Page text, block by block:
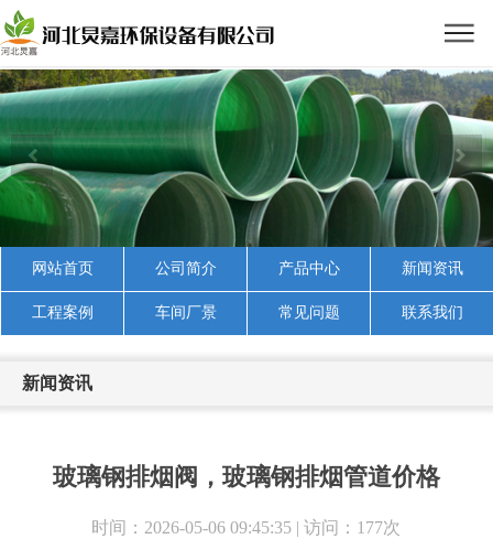
网站首页 公司简介 产品中心 新闻资讯
工程案例 车间厂景 常见问题 联系我们
新闻资讯
玻璃钢排烟阀，玻璃钢排烟管道价格
时间：2026-05-06 09:45:35 | 访问：177次